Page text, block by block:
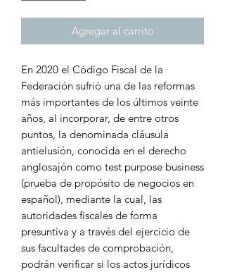
Agregar al carrito
En 2020 el Código Fiscal de la
Federación sufrió una de las reformas
más importantes de los últimos veinte
años, al incorporar, de entre otros
puntos, la denominada cláusula
antielusión, conocida en el derecho
anglosajón como test purpose business
(prueba de propósito de negocios en
español), mediante la cual, las
autoridades fiscales de forma
presuntiva y a través del ejercicio de
sus facultades de comprobación,
podrán verificar si los actos jurídicos